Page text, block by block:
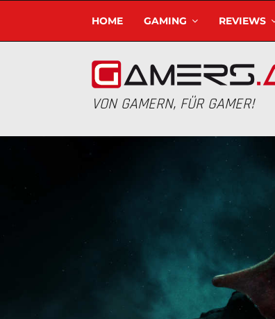
HOME GAMING REVIEWS
VON GAMERN, FÜR GAMER!